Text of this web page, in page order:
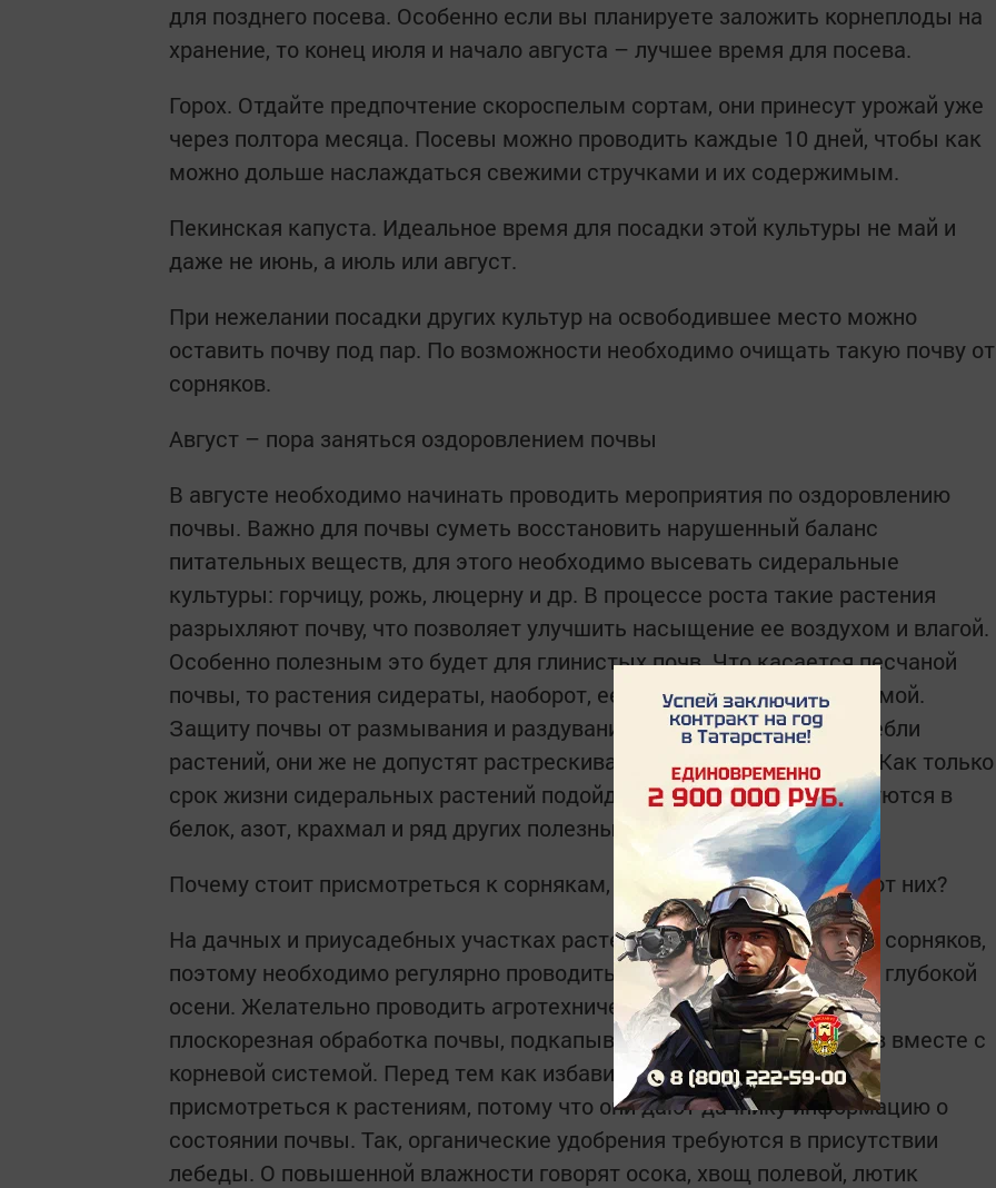
для позднего посева. Особенно если вы планируете заложить корнеплоды на
хранение, то конец июля и начало августа – лучшее время для посева.
Горох. Отдайте предпочтение скороспелым сортам, они принесут урожай уже
через полтора месяца. Посевы можно проводить каждые 10 дней, чтобы как
можно дольше наслаждаться свежими стручками и их содержимым.
Пекинская капуста. Идеальное время для посадки этой культуры не май и
даже не июнь, а июль или август.
При нежелании посадки других культур на освободившее место можно
оставить почву под пар. По возможности необходимо очищать такую почву от
сорняков.
Август – пора заняться оздоровлением почвы
В августе необходимо начинать проводить мероприятия по оздоровлению
почвы. Важно для почвы суметь восстановить нарушенный баланс
питательных веществ, для этого необходимо высевать сидеральные
культуры: горчицу, рожь, люцерну и др. В процессе роста такие растения
разрыхляют почву, что позволяет улучшить насыщение ее воздухом и влагой.
Особенно полезным это будет для глинистых почв. Что касается песчаной
почвы, то растения сидераты, наоборот, ее укрепят корневой системой.
Защиту почвы от размывания и раздувания обеспечат листья и стебли
растений, они же не допустят растрескивания и высыхания земли. Как только
срок жизни сидеральных растений подойдет к концу, они преобразуются в
белок, азот, крахмал и ряд других полезных веществ.
Почему стоит присмотреться к сорнякам, прежде чем избавиться от них?
На дачных и приусадебных участках растет большое разнообразие сорняков,
поэтому необходимо регулярно проводить борьбу с ними вплоть до глубокой
осени. Желательно проводить агротехнические приемы: рыхление,
плоскорезная обработка почвы, подкапывание и удаление сорняков вместе с
корневой системой. Перед тем как избавиться от сорняков, стоит
присмотреться к растениям, потому что они дают дачнику информацию о
состоянии почвы. Так, органические удобрения требуются в присутствии
лебеды. О повышенной влажности говорят осока, хвощ полевой, лютик